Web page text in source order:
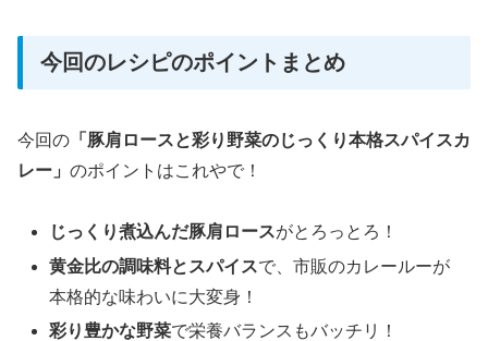
今回のレシピのポイントまとめ
今回の 「豚肩ロースと彩り野菜のじっくり本格スパイスカ
レー」 のポイントはこれやで！
じっくり煮込んだ豚肩ロースがとろっとろ！
黄金比の調味料とスパイスで、市販のカレールーが
本格的な味わいに大変身！
彩り豊かな野菜で栄養バランスもバッチリ！